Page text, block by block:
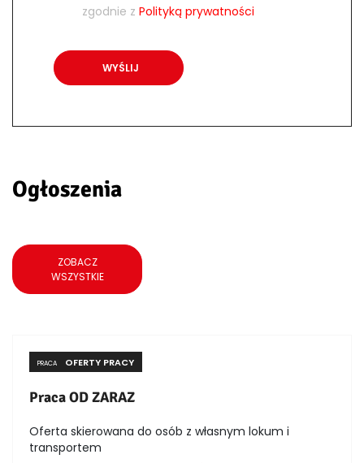
zgodnie z Polityką prywatności
Ogłoszenia
ZOBACZ
WSZYSTKIE
PRACA OFERTY PRACY
Praca OD ZARAZ
Oferta skierowana do osób z własnym lokum i
transportem